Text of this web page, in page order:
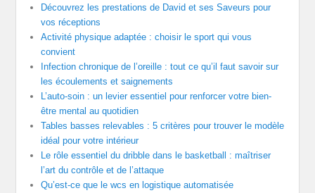
Découvrez les prestations de David et ses Saveurs pour
vos réceptions
Activité physique adaptée : choisir le sport qui vous
convient
Infection chronique de l’oreille : tout ce qu’il faut savoir sur
les écoulements et saignements
L’auto-soin : un levier essentiel pour renforcer votre bien-
être mental au quotidien
Tables basses relevables : 5 critères pour trouver le modèle
idéal pour votre intérieur
Le rôle essentiel du dribble dans le basketball : maîtriser
l’art du contrôle et de l’attaque
Qu’est-ce que le wcs en logistique automatisée